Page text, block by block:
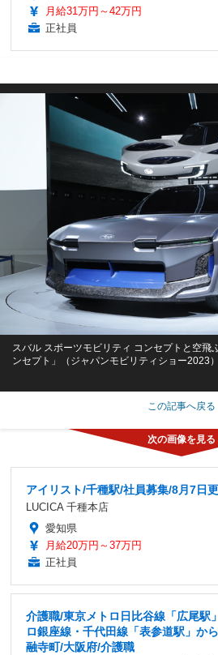
月給31万円～42万円
正社員
スバル スポーツモビリティ コンセプトと空飛
ンセプト」（ジャパンモビリティショー2023
この記事へ戻る
アイリスト/千種駅/社員募集/8月7日
LUCICA 千種本店
愛知県
月給20万円～37万円
正社員
介護職/東京メトロ日比谷線「広尾駅
ロ銀座線・千代田線「表参道駅」か
融寺町/大阪府/介護職